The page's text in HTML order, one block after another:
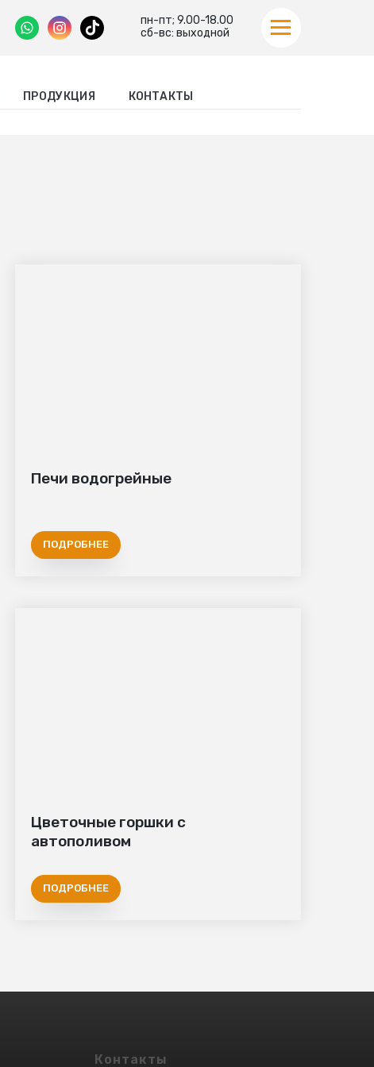
пн-пт; 9.00-18.00
сб-вс: выходной
ПРОДУКЦИЯ КОНТАКТЫ
Печи водогрейные
ПОДРОБНЕЕ
Цветочные горшки с
автополивом
ПОДРОБНЕЕ
Контакты